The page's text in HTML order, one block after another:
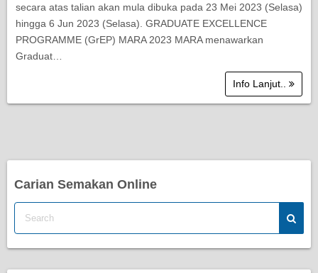
secara atas talian akan mula dibuka pada 23 Mei 2023 (Selasa)
hingga 6 Jun 2023 (Selasa). GRADUATE EXCELLENCE
PROGRAMME (GrEP) MARA 2023 MARA menawarkan
Graduat…
Info Lanjut..
Carian Semakan Online